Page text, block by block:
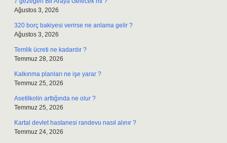
Ağustos 3, 2026
320 borç bakiyesi verirse ne anlama gelir ?
Ağustos 3, 2026
Temlik ücreti ne kadardır ?
Temmuz 28, 2026
Kalkınma planları ne işe yarar ?
Temmuz 25, 2026
Asetilkolin arttığında ne olur ?
Temmuz 25, 2026
Kartal devlet hastanesi randevu nasıl alınır ?
Temmuz 24, 2026